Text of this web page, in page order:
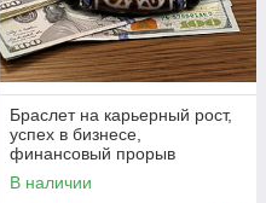
Браслет на карьерный рост,
успех в бизнесе,
финансовый прорыв
В наличии